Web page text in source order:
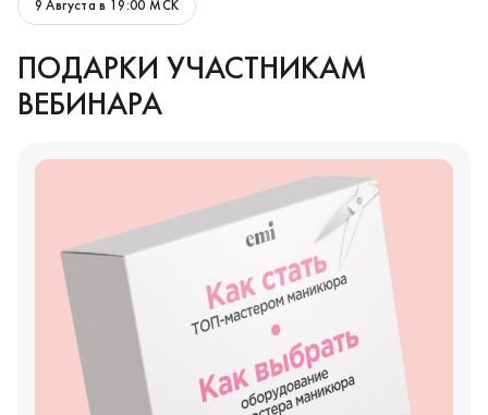
9 Августа в 19:00 МСК
ПОДАРКИ УЧАСТНИКАМ
ВЕБИНАРА